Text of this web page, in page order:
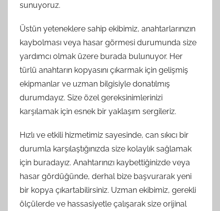
sunuyoruz.
Üstün yeteneklere sahip ekibimiz, anahtarlarınızın
kaybolması veya hasar görmesi durumunda size
yardımcı olmak üzere burada bulunuyor. Her
türlü anahtarın kopyasını çıkarmak için gelişmiş
ekipmanlar ve uzman bilgisiyle donatılmış
durumdayız. Size özel gereksinimlerinizi
karşılamak için esnek bir yaklaşım sergileriz.
Hızlı ve etkili hizmetimiz sayesinde, can sıkıcı bir
durumla karşılaştığınızda size kolaylık sağlamak
için buradayız. Anahtarınızı kaybettiğinizde veya
hasar gördüğünde, derhal bize başvurarak yeni
bir kopya çıkartabilirsiniz. Uzman ekibimiz, gerekli
ölçülerde ve hassasiyetle çalışarak size orijinal